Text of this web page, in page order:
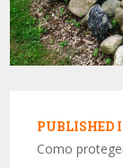
de
Post
PUBLISHED
Como